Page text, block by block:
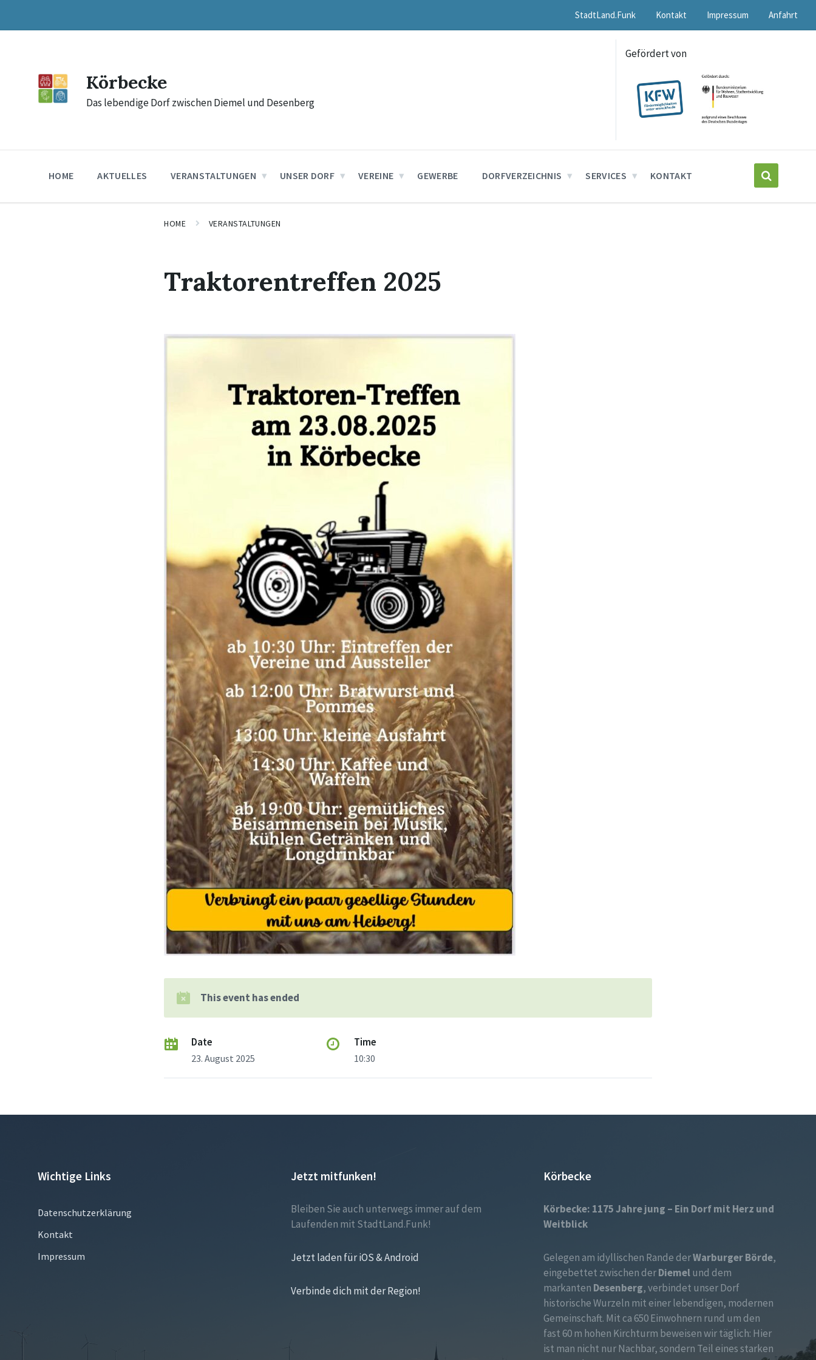
content
main
footer
StadtLand.Funk Kontakt Impressum Anfahrt
Körbecke
Das lebendige Dorf zwischen Diemel und Desenberg
Gefördert von
HOME AKTUELLES VERANSTALTUNGEN UNSER DORF VEREINE GEWERBE DORFVERZEICHNIS SERVICES KONTAKT
HOME VERANSTALTUNGEN
Traktorentreffen 2025
This event has ended
Date
23. August 2025
Time
10:30
Wichtige Links
Datenschutzerklärung
Kontakt
Impressum
Jetzt mitfunken!
Bleiben Sie auch unterwegs immer auf dem
Laufenden mit StadtLand.Funk!
Jetzt laden für iOS & Android
Verbinde dich mit der Region!
Körbecke
Körbecke: 1175 Jahre jung – Ein Dorf mit Herz und
Weitblick
Gelegen am idyllischen Rande derWarburger Börde,
eingebettet zwischen derDiemelund dem
markanten Desenberg, verbindet unser Dorf
historische Wurzeln mit einer lebendigen, modernen
Gemeinschaft. Mit ca 650 Einwohnern rund um den
fast 60 m hohen Kirchturm beweisen wir täglich: Hier
ist man nicht nur Nachbar, sondern Teil eines starken